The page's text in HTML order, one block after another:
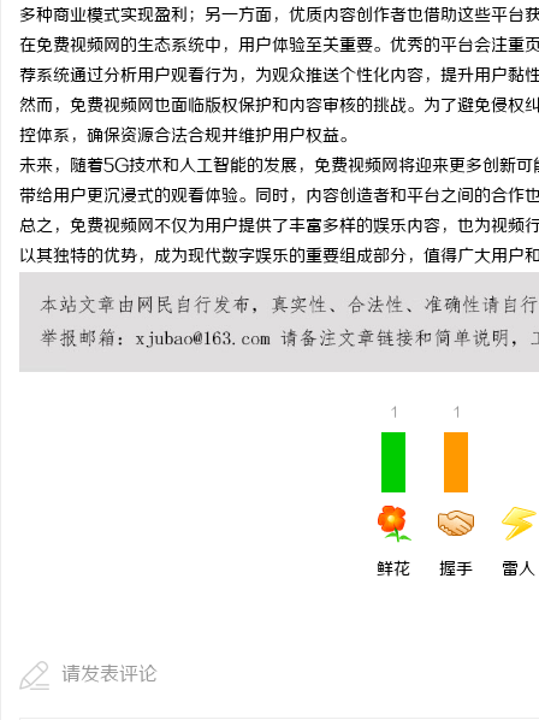
多种商业模式实现盈利；另一方面，优质内容创作者也借助这些平台
在免费视频网的生态系统中，用户体验至关重要。优秀的平台会注
荐系统通过分析用户观看行为，为观众推送个性化内容，提升用户黏
然而，免费视频网也面临版权保护和内容审核的挑战。为了避免侵
控体系，确保资源合法合规并维护用户权益。
未来，随着5G技术和人工智能的发展，免费视频网将迎来更多创新
带给用户更沉浸式的观看体验。同时，内容创造者和平台之间的合作
总之，免费视频网不仅为用户提供了丰富多样的娱乐内容，也为视
以其独特的优势，成为现代数字娱乐的重要组成部分，值得广大用户
1
鲜花
1
握手 雷人
请发表评论